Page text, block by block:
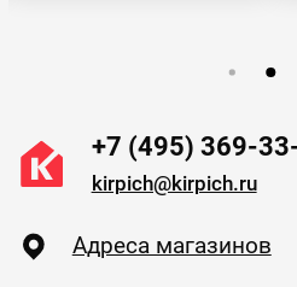
+7 (495) 369-
kirpich@kirpich.ru
Адреса магазинов